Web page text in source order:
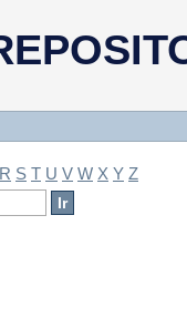
R S T U V W X Y Z